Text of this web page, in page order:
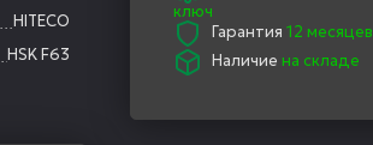
HITECO
HSK F63
ключ
Гарантия 12 месяцев
Наличие на складе